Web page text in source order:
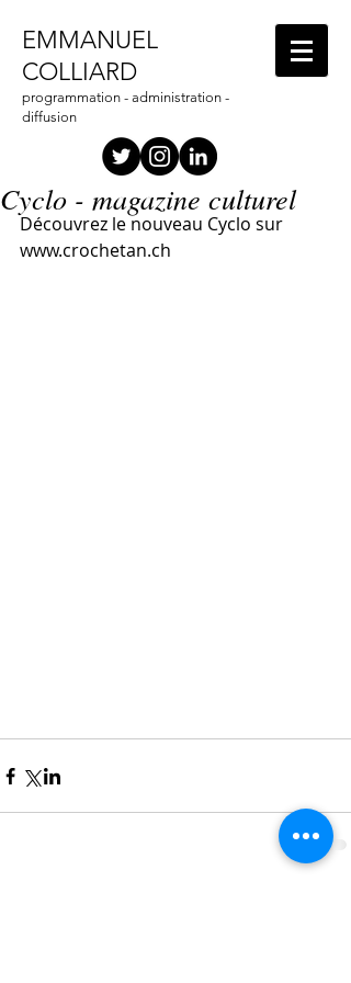
EMMANUEL
COLLIARD
programmation - administration -
diffusion
Cyclo - magazine culturel
Découvrez le nouveau Cyclo sur
www.crochetan.ch